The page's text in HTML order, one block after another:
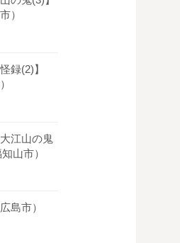
）
録(2)】
江山の鬼
山市）
島市）